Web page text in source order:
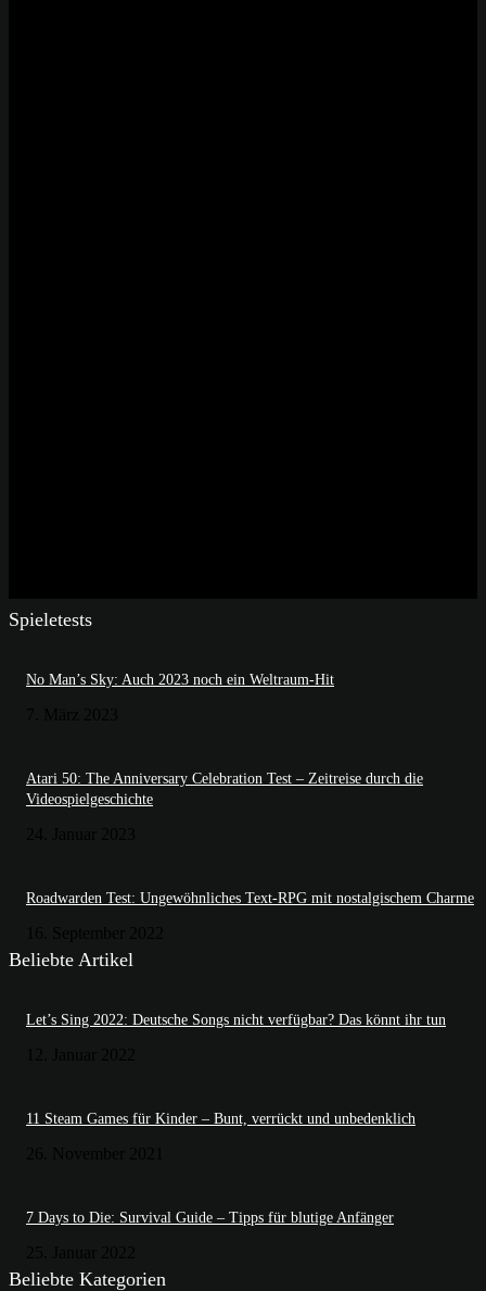
Spieletests
No Man’s Sky: Auch 2023 noch ein Weltraum-Hit
Atari 50: The Anniversary Celebration Test – Zeitreise durch die
Videospielgeschichte
Roadwarden Test: Ungewöhnliches Text-RPG mit nostalgischem Charme
Beliebte Artikel
Let’s Sing 2022: Deutsche Songs nicht verfügbar? Das könnt ihr tun
11 Steam Games für Kinder – Bunt, verrückt und unbedenklich
7 Days to Die: Survival Guide – Tipps für blutige Anfänger
Beliebte Kategorien